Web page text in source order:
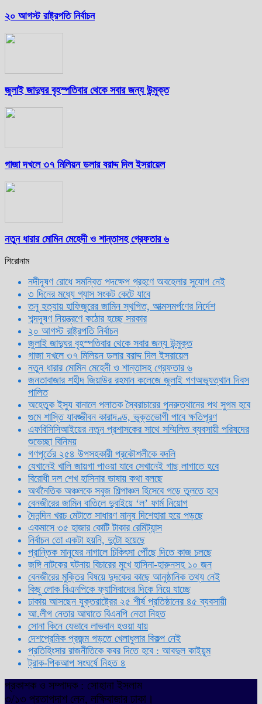
২০ আগস্ট রাষ্ট্রপতি নির্বাচন
জুলাই জাদুঘর বৃহস্পতিবার থেকে সবার জন্য উন্মুক্ত
গাজা দখলে ৩৭ মিলিয়ন ডলার বরাদ্দ দিল ইসরায়েল
নতুন ধারার মোমিন মেহেদী ও শান্তাসহ গ্রেফতার ৬
শিরোনাম
নদীদূষণ রোধে সমন্বিত পদক্ষেপ গ্রহণে অবহেলার সুযোগ নেই
৩ দিনের মধ্যে গ্যাস সংকট কেটে যাবে
তনু হত্যায় হাফিজুরের জামিন স্থগিত, আত্মসমর্পণের নির্দেশ
শব্দদূষণ নিয়ন্ত্রণে কঠোর হচ্ছে সরকার
২০ আগস্ট রাষ্ট্রপতি নির্বাচন
জুলাই জাদুঘর বৃহস্পতিবার থেকে সবার জন্য উন্মুক্ত
গাজা দখলে ৩৭ মিলিয়ন ডলার বরাদ্দ দিল ইসরায়েল
নতুন ধারার মোমিন মেহেদী ও শান্তাসহ গ্রেফতার ৬
জনতাবাজার শহীদ জিয়াউর রহমান কলেজে জুলাই গণঅভ্যুত্থান দিবস
পালিত
অহেতুক ইস্যু বানালে পলাতক স্বৈরাচারের পুনরুত্থানের পথ সুগম হবে
গুমে শাস্তি যাবজ্জীবন কারাদণ্ড, ভুক্তভোগী পাবে ক্ষতিপূরণ
এফবিসিসিআইয়ের নতুন প্রশাসকের সাথে সম্মিলিত ব্যবসায়ী পরিষদের
শুভেচ্ছা বিনিময়
গণপূর্তের ২৫৪ উপসহকারী প্রকৌশলীকে বদলি
যেখানেই খালি জায়গা পাওয়া যাবে সেখানেই গাছ লাগাতে হবে
বিরোধী দল শেখ হাসিনার ভাষায় কথা বলছে
অর্থনৈতিক অঞ্চলকে সবুজ শিল্পাঞ্চল হিসেবে গড়ে তুলতে হবে
বেনজীরের জামিন বাতিলে দুবাইয়ে ‌‘ল’ ফার্ম নিয়োগ
দৈনন্দিন খরচ মেটাতে সাধারণ মানুষ দিশেহারা হয়ে পড়ছে
একমাসে ৩৫ হাজার কোটি টাকার রেমিট্যান্স
নির্বাচন তো একটা হয়নি, দুটো হয়েছে
প্রান্তিক মানুষের নাগালে চিকিৎসা পৌঁছে দিতে কাজ চলছে
জঙ্গি নাটকের ঘটনায় বিচারের মুখে হাসিনা-হারুনসহ ১০ জন
বেনজীরের মুক্তির বিষয়ে দুদকের কাছে আনুষ্ঠানিক তথ্য নেই
কিছু লোক বিএনপিকে ফ্যাসিবাদের দিকে নিয়ে যাচ্ছে
ঢাকায় আসছেন যুক্তরাষ্ট্রের ২৫ শীর্ষ প্রতিষ্ঠানের ৪৫ ব্যবসায়ী
আ.লীগ নেতার আঘাতে বিএনপি নেতা নিহত
সোনা কিনে যেভাবে লাভবান হওয়া যায়
দেশপ্রেমিক প্রজন্ম গড়তে খেলাধুলার বিকল্প নেই
প্রতিহিংসার রাজনীতিকে কবর দিতে হবে : আবদুল কাইয়ূম
ট্রাক-পিকআপ সংঘর্ষে নিহত ৪
প্রকাশক ও সম্পাদক : সোহানা ইসলাম
৩/১৩ প্রতাপদাশ লেন, লক্ষিবাজার ঢাকা।